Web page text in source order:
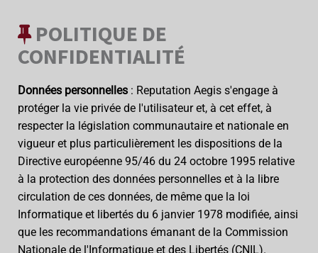
POLITIQUE DE
CONFIDENTIALITÉ
Données personnelles : Reputation Aegis s'engage à
protéger la vie privée de l'utilisateur et, à cet effet, à
respecter la législation communautaire et nationale en
vigueur et plus particulièrement les dispositions de la
Directive européenne 95/46 du 24 octobre 1995 relative
à la protection des données personnelles et à la libre
circulation de ces données, de même que la loi
Informatique et libertés du 6 janvier 1978 modifiée, ainsi
que les recommandations émanant de la Commission
Nationale de l'Informatique et des Libertés (CNIL).